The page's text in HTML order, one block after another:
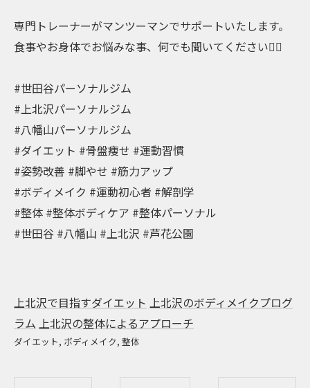
専門トレーナーがマンツーマンでサポートいたします。
食事やお身体でお悩みな事、何でも聞いてください🙆‍♂️
#世田谷パーソナルジム
#上北沢パーソナルジム
#八幡山パーソナルジム
#ダイエット #骨盤痩せ #運動習慣
#姿勢改善 #脚やせ #筋力アップ
#ボディメイク #運動初心者 #解剖学
#整体 #整体ボディケア #整体パーソナル
#世田谷 #八幡山 #上北沢 #芦花公園
上北沢で目指すダイエット 上北沢のボディメイクプログ
ラム 上北沢の整体によるアプローチ
ダイエット ボディメイク 整体